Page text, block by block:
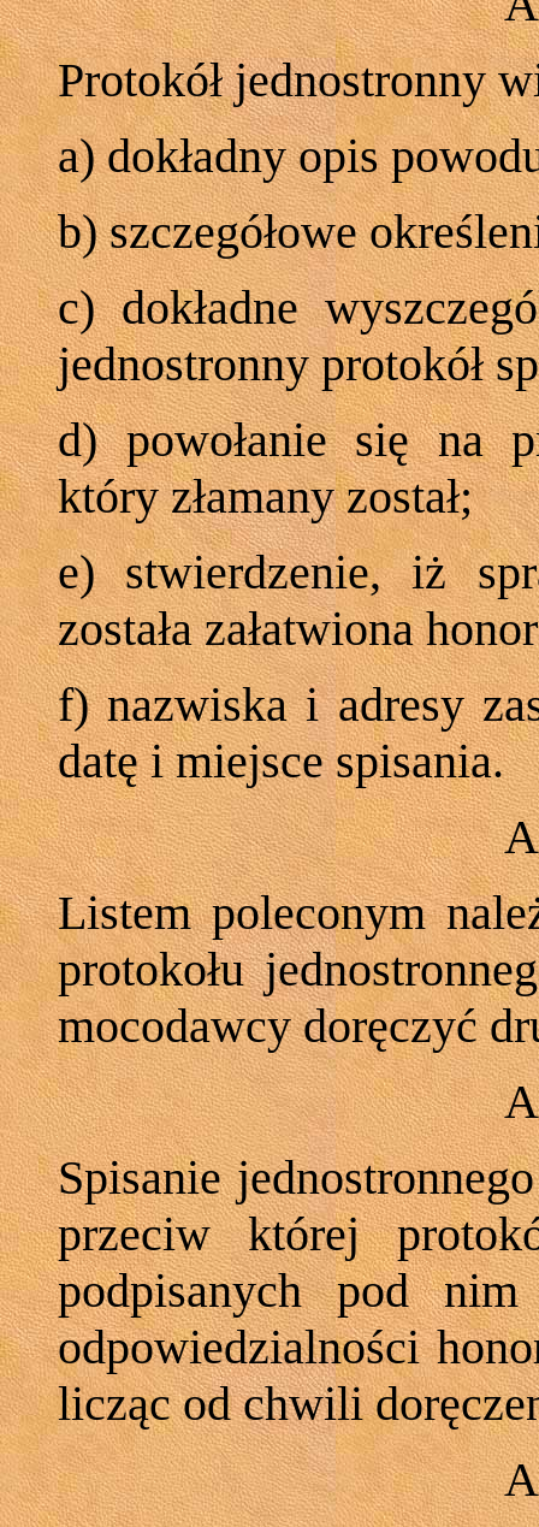
Protokół jednostronny
a) dokładny opis
b) szczegółowe
c) dokładne
jednostronny protokół
d) powołanie się na
który złamany został;
e) stwierdzenie, iż
została załatwiona
f) nazwiska i adresy
datę i miejsce spisania.
Listem poleconym
protokołu
mocodawcy doręczyć
Spisanie
przeciw której
podpisanych pod nim
odpowiedzialności
licząc od chwili